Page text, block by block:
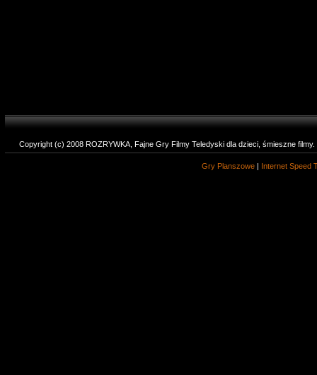
Copyright (c) 2008 ROZRYWKA, Fajne Gry Filmy Teledyski dla dzieci, śmieszne
Gry Planszowe | Internet Speed